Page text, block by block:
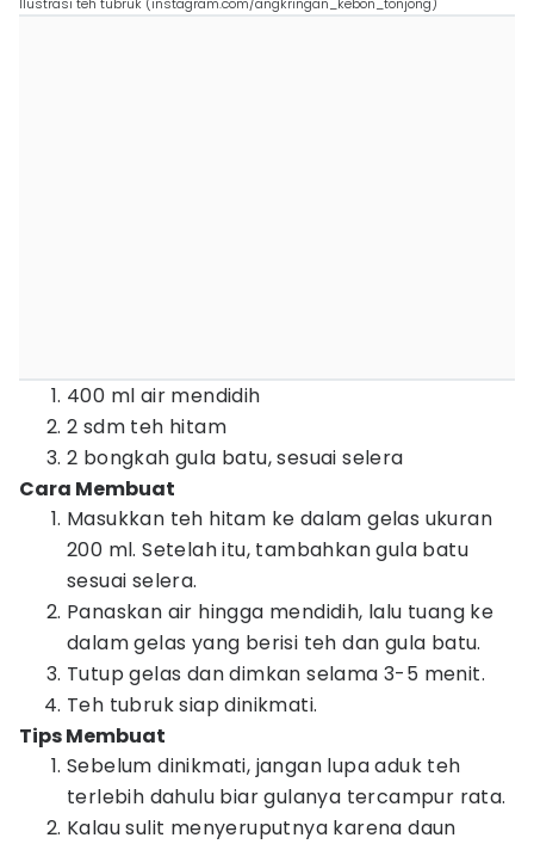
400 ml air mendidih
2 sdm teh hitam
2 bongkah gula batu, sesuai selera
Cara Membuat
Masukkan teh hitam ke dalam gelas ukuran
200 ml. Setelah itu, tambahkan gula batu
sesuai selera.
Panaskan air hingga mendidih, lalu tuang ke
dalam gelas yang berisi teh dan gula batu.
Tutup gelas dan dimkan selama 3-5 menit.
Teh tubruk siap dinikmati.
Tips Membuat
Sebelum dinikmati, jangan lupa aduk teh
terlebih dahulu biar gulanya tercampur rata.
Kalau sulit menyeruputnya karena daun